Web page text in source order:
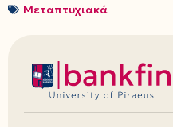
Μεταπτυχιακά